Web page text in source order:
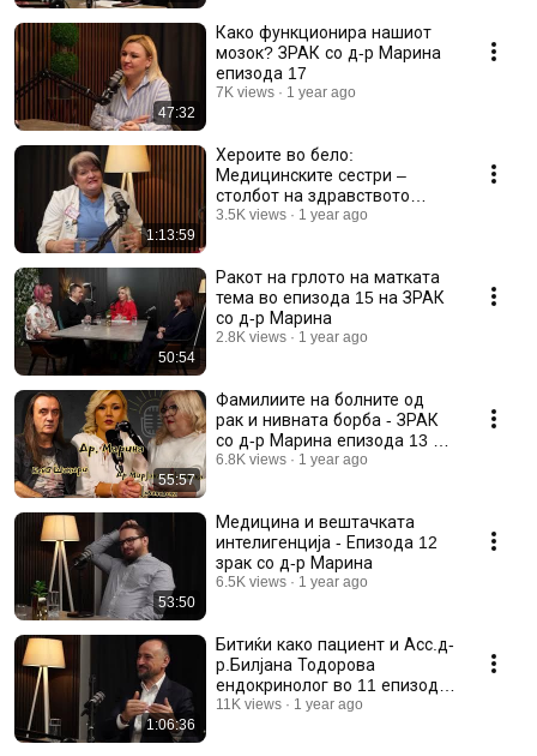
47:32
Како функционира нашиот
мозок? ЗРАК со д-р Марина
епизода 17
7K views 1 year ago
1:13:59
Хероите во бело:
Медицинските сестри –
столбот на здравството
епизода 16 ЗРАК со д-р
3.5K views 1 year ago
50:54
Ракот на грлото на матката
тема во епизода 15 на ЗРАК
со д-р Марина
2.8K views 1 year ago
55:57
Фамилиите на болните од
рак и нивната борба - ЗРАК
со д-р Марина епизода 13 со
Бени и д-р Мирјана
6.8K views 1 year ago
53:50
Медицина и вештачката
интелигенција - Епизода 12
зрак со д-р Марина
6.5K views 1 year ago
1:06:36
Битиќи како пациент и Асс.д-
р.Билјана Тодорова
ендокринолог во 11 епизода
на ЗРАК со д-р Марина
11K views 1 year ago